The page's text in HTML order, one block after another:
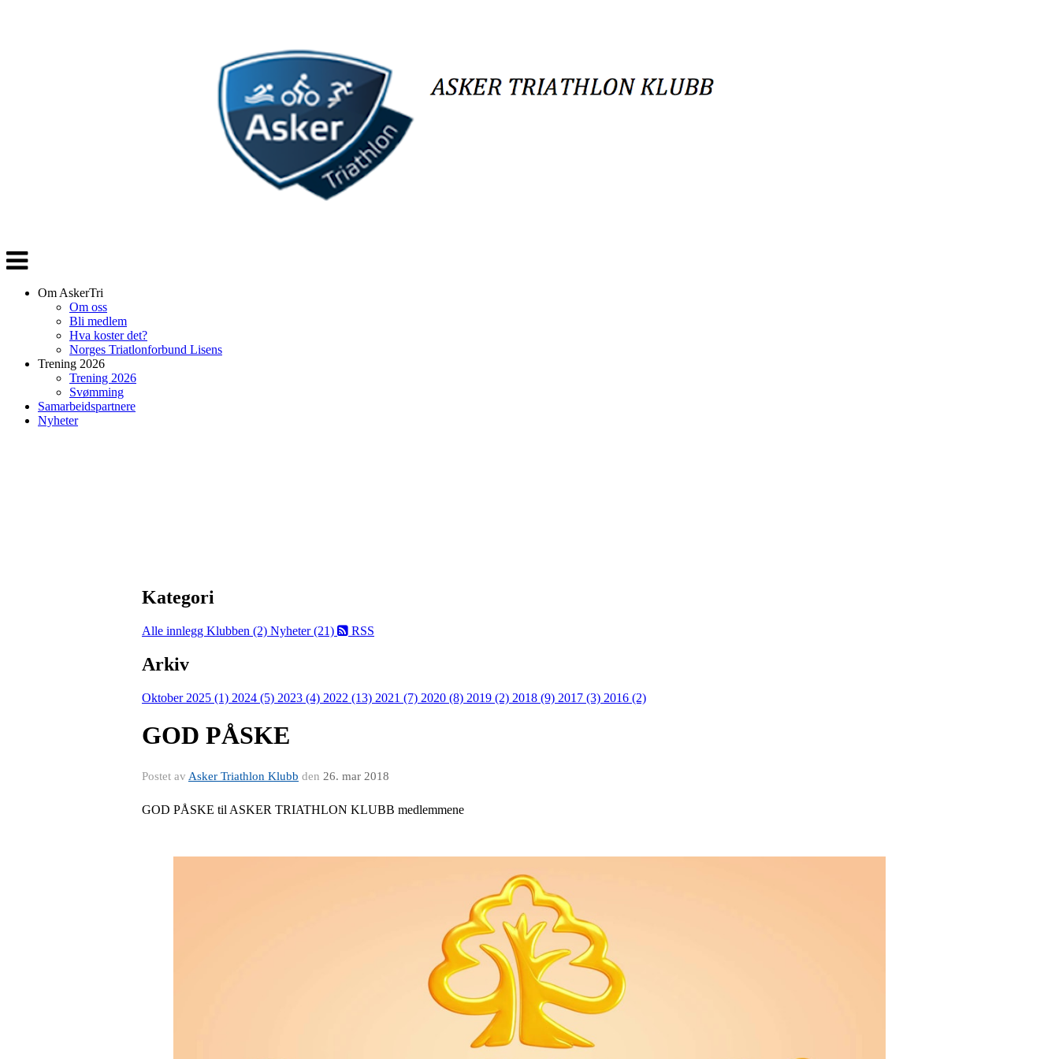
Veksle
navigasjon
Om AskerTri
Om oss
Bli medlem
Hva koster det?
Norges Triatlonforbund Lisens
Trening 2026
Trening 2026
Svømming
Samarbeidspartnere
Nyheter
Kategori
Alle innlegg Klubben (2) Nyheter (21) RSS
Arkiv
Oktober 2025 (1) 2024 (5) 2023 (4) 2022 (13) 2021 (7) 2020 (8) 2019 (2) 2018 (9) 2017 (3) 2016 (2)
GOD PÅSKE
Postet av Asker Triathlon Klubb den 26. mar 2018
GOD PÅSKE til ASKER TRIATHLON KLUBB medlemmene